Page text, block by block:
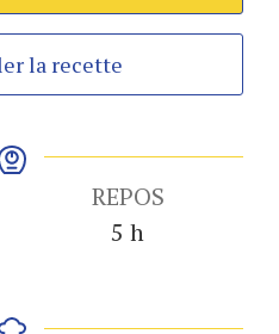
la recette
REPOS
5 heures
h